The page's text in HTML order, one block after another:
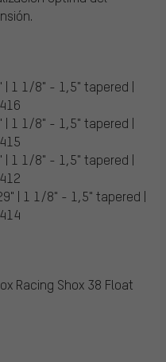
| 1 1/8" - 1,5" tapered |
| 1 1/8" - 1,5" tapered |
| 1 1/8" - 1,5" tapered |
| 1 1/8" - 1,5" tapered |
Racing Shox 38 Float